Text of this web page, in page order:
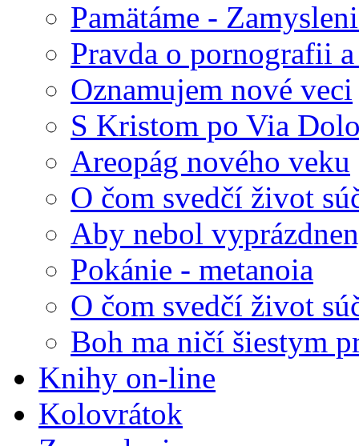
Pamätáme -
Pravda o pornografii
Oznamujem nové veci
S Kristom po Via
Areopág nového veku
O čom svedčí život
Aby nebol
Pokánie - metanoia
O čom svedčí život
Boh ma ničí šiestym
Knihy on-line
Kolovrátok